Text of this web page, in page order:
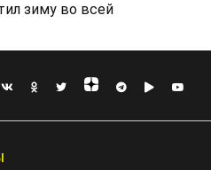
зиму во всей